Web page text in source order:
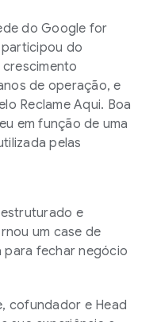
do Google for
do
de operação, e
Reclame Aqui. Boa
em função de uma
pelas
e
um case de
para fechar negócio
cofundador e Head